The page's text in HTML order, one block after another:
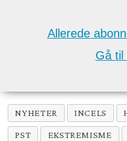
Allerede
Gå til
NYHETER INCELS
PST EKSTREMISME